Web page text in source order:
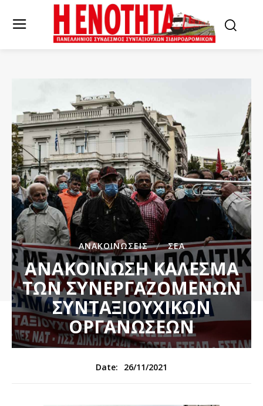
ΑΝΑΚΟΙΝΏΣΕΙΣ ΣΕΑ
ΑΝΑΚΟΙΝΩΣΗ ΚΑΛΕΣΜΑ
ΤΩΝ ΣΥΝΕΡΓΑΖΟΜΕΝΩΝ
ΣΥΝΤΑΞΙΟΥΧΙΚΩΝ
ΟΡΓΑΝΩΣΕΩΝ
Date: 26/11/2021